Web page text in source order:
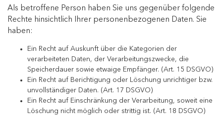
Als betroffene Person haben Sie uns gegenüber folgende
Rechte hinsichtlich Ihrer personenbezogenen Daten. Sie
haben:
Ein Recht auf Auskunft über die Kategorien der
verarbeiteten Daten, der Verarbeitungszwecke, die
Speicherdauer sowie etwaige Empfänger. (Art. 15 DSGVO)
Ein Recht auf Berichtigung oder Löschung unrichtiger bzw.
unvollständiger Daten. (Art. 17 DSGVO)
Ein Recht auf Einschränkung der Verarbeitung, soweit eine
Löschung nicht möglich oder strittig ist. (Art. 18 DSGVO)